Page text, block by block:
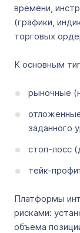
времени,
(графики,
торговых
К основным
рыночные
заданного
стоп-лосс
тейк-
Платформы
рисками:
объема